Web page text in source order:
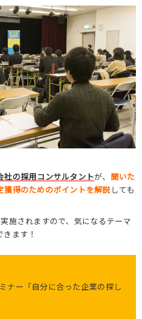
社の採用コンサルタントが、 聞いた
獲得のためのポイントを解説しても
施されますので、気になるテーマ
ます！
ナー「自分に合った企業の探し